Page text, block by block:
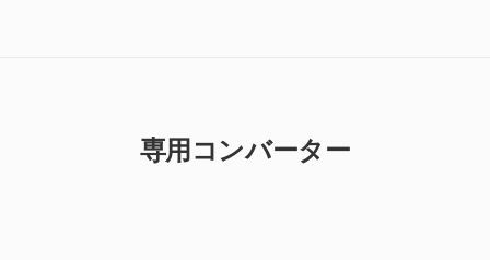
専用コンバーター